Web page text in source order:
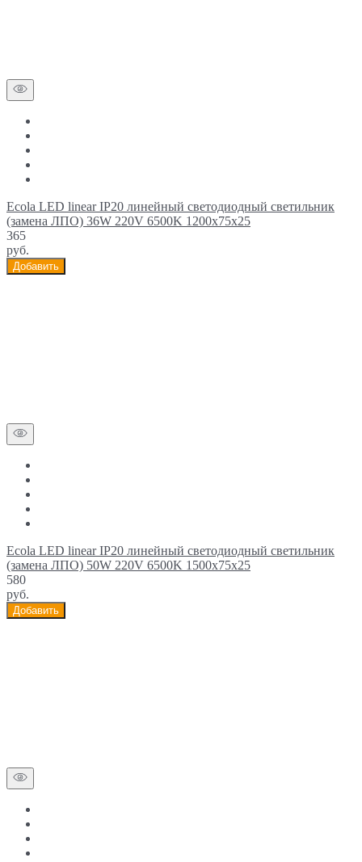
Ecola LED linear IP20 линейный светодиодный светильник
(замена ЛПО) 36W 220V 6500K 1200x75x25
365
руб.
Добавить
Ecola LED linear IP20 линейный светодиодный светильник
(замена ЛПО) 50W 220V 6500K 1500x75x25
580
руб.
Добавить